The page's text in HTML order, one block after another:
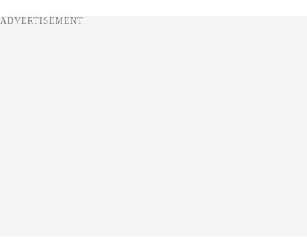
ADVERTISEMENT